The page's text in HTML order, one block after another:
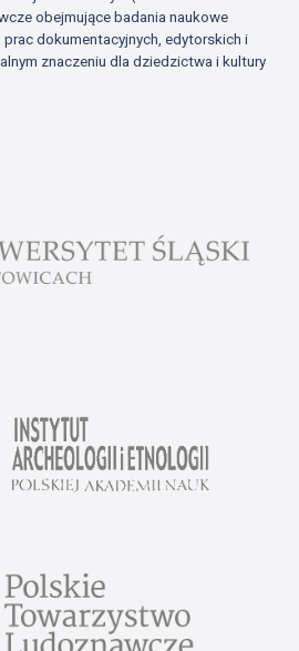
obejmujące badania naukowe
dokumentacyjnych, edytorskich i
znaczeniu dla dziedzictwa i kultury